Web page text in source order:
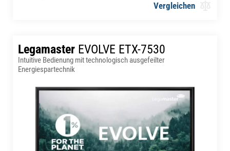
Vergleichen
Legamaster EVOLVE ETX-7530
Intuitive Bedienung mit technologisch ausgefeilter
Energiespartechnik